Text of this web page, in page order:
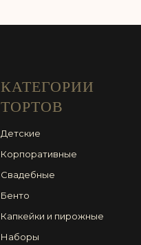
КАТЕГОРИИ
ТОРТОВ
Детские
Корпоративные
Свадебные
Бенто
Капкейки и пирожные
Наборы